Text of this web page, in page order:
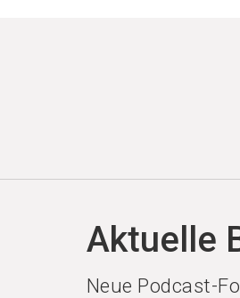
Aktuelle
Neue Podcast-